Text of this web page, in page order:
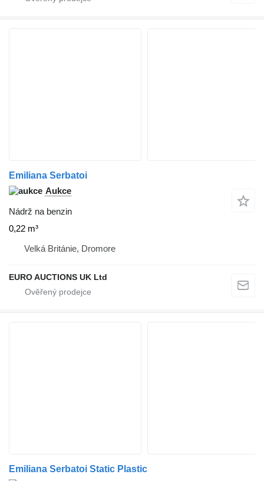
Emiliana Serbatoi
Aukce
Nádrž na benzin
0,22 m³
Velká Británie, Dromore
EURO AUCTIONS UK Ltd
Emiliana Serbatoi Static Plastic